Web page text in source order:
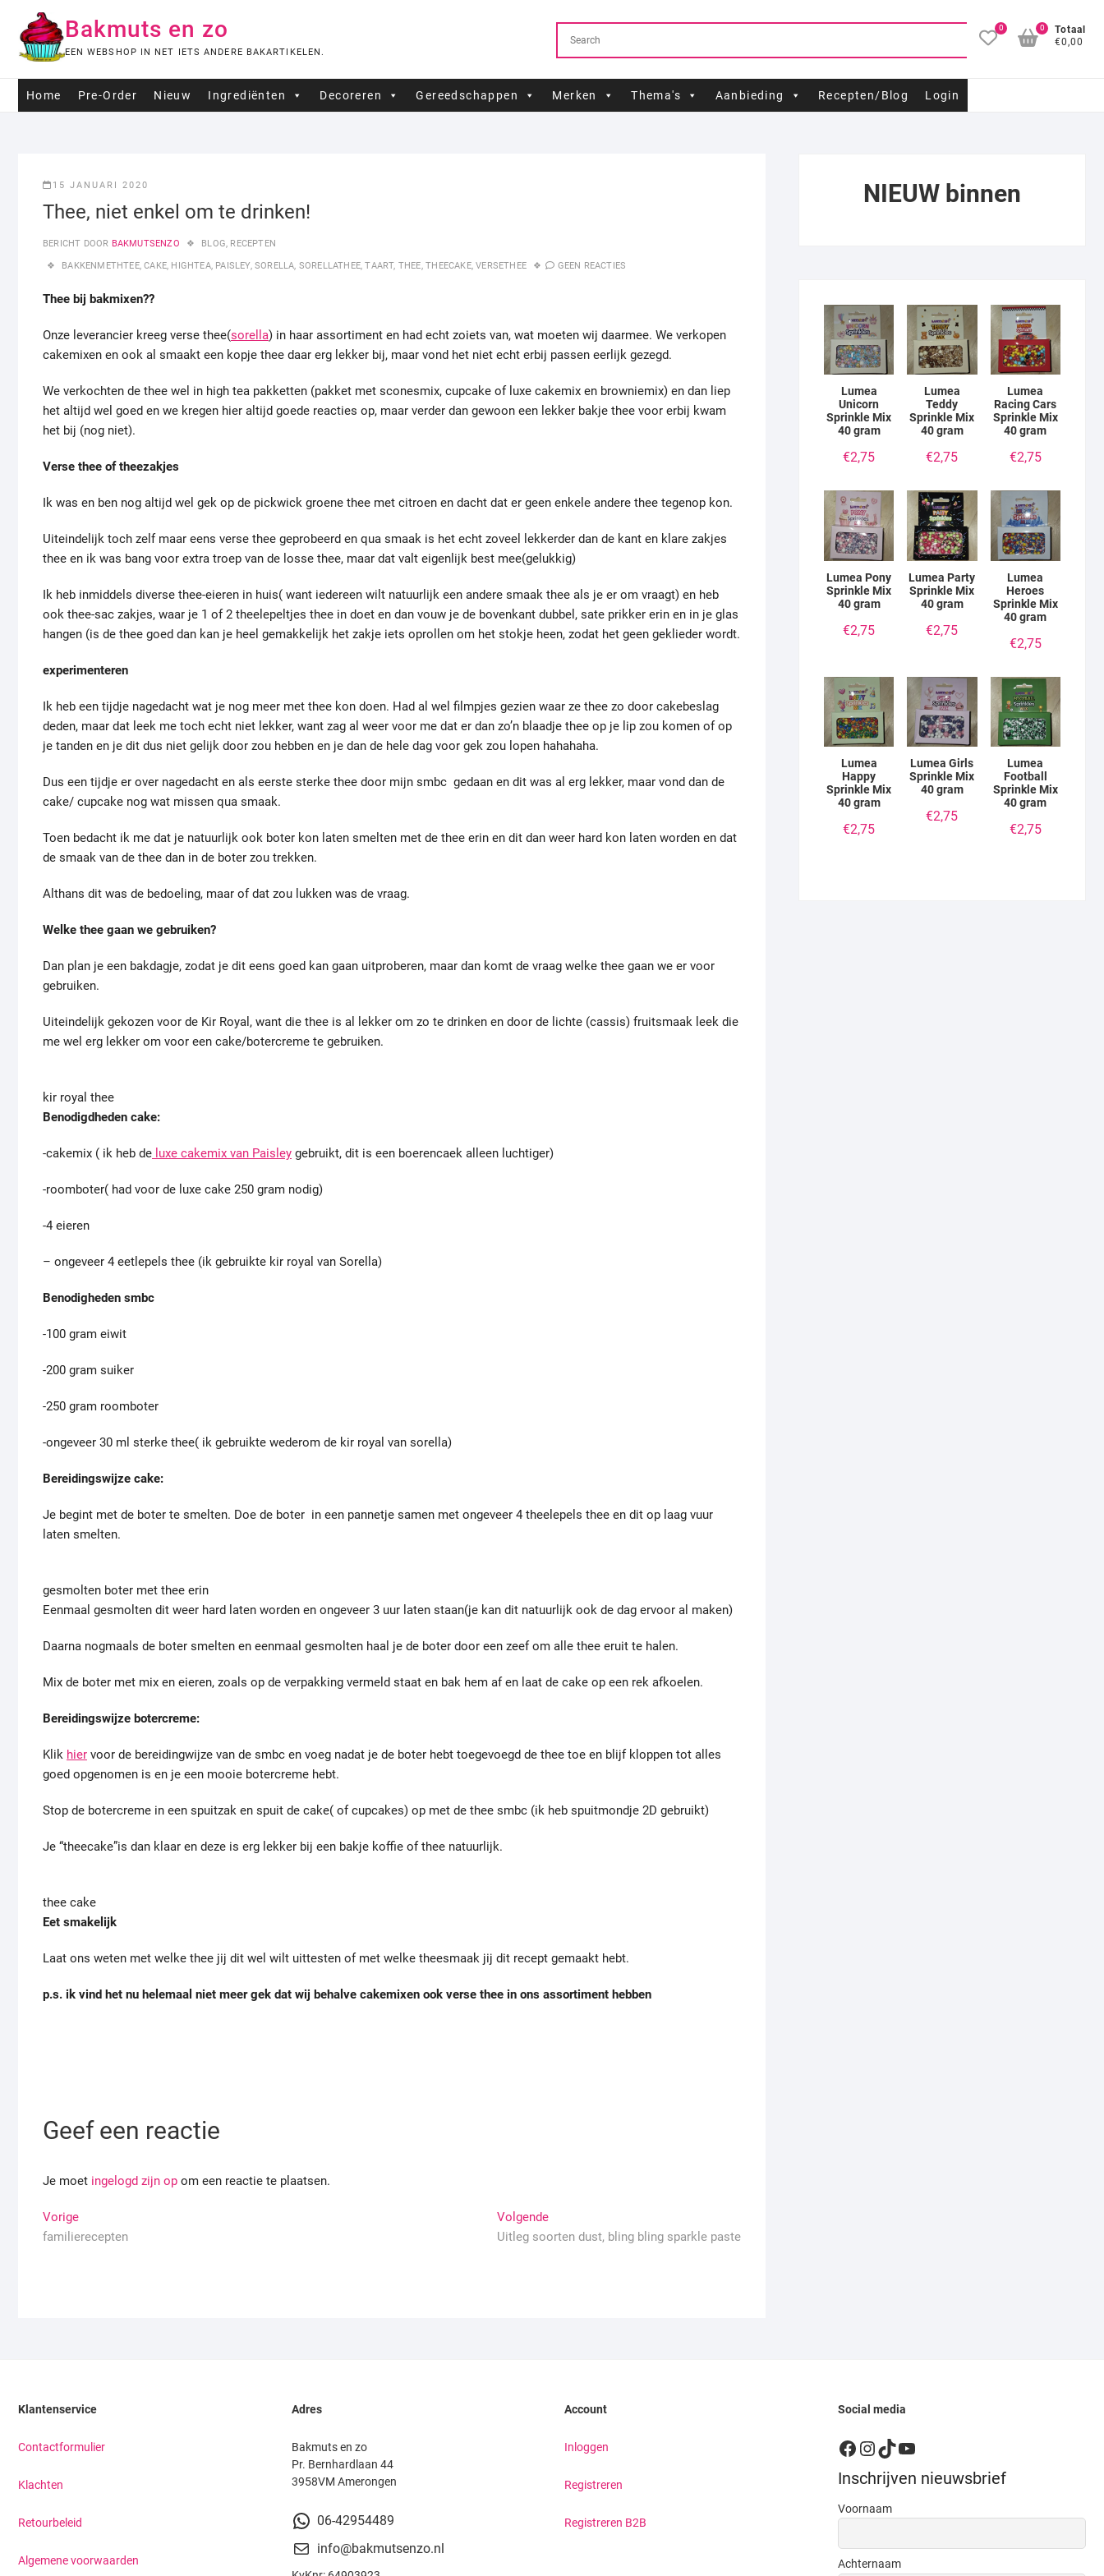
naar
Bakmuts en zo
EEN WEBSHOP IN NET IETS ANDERE BAKARTIKELEN.
0
Totaal
€0,00
0
Home Pre-Order Nieuw Ingrediënten Decoreren Gereedschappen Merken Thema's Aanbieding Recepten/Blog Login
15 JANUARI 2020
Thee, niet enkel om te drinken!
BERICHT DOOR BAKMUTSENZO BLOG, RECEPTEN
BAKKENMETHTEE,CAKE, HIGHTEA, PAISLEY,SORELLA, SORELLATHEE,TAART, THEE,THEECAKE,VERSETHEE GEEN REACTIES
Thee bij bakmixen??
Onze leverancier kreeg verse thee(sorella) in haar assortiment en had echt zoiets van, wat moeten wij daarmee. We verkopen
cakemixen en ook al smaakt een kopje thee daar erg lekker bij, maar vond het niet echt erbij passen eerlijk gezegd.
We verkochten de thee wel in high tea pakketten (pakket met sconesmix, cupcake of luxe cakemix en browniemix) en dan liep
het altijd wel goed en we kregen hier altijd goede reacties op, maar verder dan gewoon een lekker bakje thee voor erbij kwam
het bij (nog niet).
Verse thee of theezakjes
Ik was en ben nog altijd wel gek op de pickwick groene thee met citroen en dacht dat er geen enkele andere thee tegenop kon.
Uiteindelijk toch zelf maar eens verse thee geprobeerd en qua smaak is het echt zoveel lekkerder dan de kant en klare zakjes
thee en ik was bang voor extra troep van de losse thee, maar dat valt eigenlijk best mee(gelukkig)
Ik heb inmiddels diverse thee-eieren in huis( want iedereen wilt natuurlijk een andere smaak thee als je er om vraagt) en heb
ook thee-sac zakjes, waar je 1 of 2 theelepeltjes thee in doet en dan vouw je de bovenkant dubbel, sate prikker erin en in je glas
hangen (is de thee goed dan kan je heel gemakkelijk het zakje iets oprollen om het stokje heen, zodat het geen geklieder wordt.
experimenteren
Ik heb een tijdje nagedacht wat je nog meer met thee kon doen. Had al wel filmpjes gezien waar ze thee zo door cakebeslag
deden, maar dat leek me toch echt niet lekker, want zag al weer voor me dat er dan zo’n blaadje thee op je lip zou komen of op
je tanden en je dit dus niet gelijk door zou hebben en je dan de hele dag voor gek zou lopen hahahaha.
Dus een tijdje er over nagedacht en als eerste sterke thee door mijn smbc gedaan en dit was al erg lekker, maar vond dan de
cake/ cupcake nog wat missen qua smaak.
Toen bedacht ik me dat je natuurlijk ook boter kon laten smelten met de thee erin en dit dan weer hard kon laten worden en dat
de smaak van de thee dan in de boter zou trekken.
Althans dit was de bedoeling, maar of dat zou lukken was de vraag.
Welke thee gaan we gebruiken?
Dan plan je een bakdagje, zodat je dit eens goed kan gaan uitproberen, maar dan komt de vraag welke thee gaan we er voor
gebruiken.
Uiteindelijk gekozen voor de Kir Royal, want die thee is al lekker om zo te drinken en door de lichte (cassis) fruitsmaak leek die
me wel erg lekker om voor een cake/botercreme te gebruiken.
kir royal thee
Benodigdheden cake:
-cakemix ( ik heb de luxe cakemix van Paisley gebruikt, dit is een boerencaek alleen luchtiger)
-roomboter( had voor de luxe cake 250 gram nodig)
-4 eieren
– ongeveer 4 eetlepels thee (ik gebruikte kir royal van Sorella)
Benodigheden smbc
-100 gram eiwit
-200 gram suiker
-250 gram roomboter
-ongeveer 30 ml sterke thee( ik gebruikte wederom de kir royal van sorella)
Bereidingswijze cake:
Je begint met de boter te smelten. Doe de boter in een pannetje samen met ongeveer 4 theelepels thee en dit op laag vuur
laten smelten.
gesmolten boter met thee erin
Eenmaal gesmolten dit weer hard laten worden en ongeveer 3 uur laten staan(je kan dit natuurlijk ook de dag ervoor al maken)
Daarna nogmaals de boter smelten en eenmaal gesmolten haal je de boter door een zeef om alle thee eruit te halen.
Mix de boter met mix en eieren, zoals op de verpakking vermeld staat en bak hem af en laat de cake op een rek afkoelen.
Bereidingswijze botercreme:
Klik hier voor de bereidingwijze van de smbc en voeg nadat je de boter hebt toegevoegd de thee toe en blijf kloppen tot alles
goed opgenomen is en je een mooie botercreme hebt.
Stop de botercreme in een spuitzak en spuit de cake( of cupcakes) op met de thee smbc (ik heb spuitmondje 2D gebruikt)
Je “theecake”is dan klaar en deze is erg lekker bij een bakje koffie of thee natuurlijk.
thee cake
Eet smakelijk
Laat ons weten met welke thee jij dit wel wilt uittesten of met welke theesmaak jij dit recept gemaakt hebt.
p.s. ik vind het nu helemaal niet meer gek dat wij behalve cakemixen ook verse thee in ons assortiment hebben
Geef een reactie
Je moet ingelogd zijn op om een reactie te plaatsen.
Bericht
navigatie
VorigeVorige
bericht:
familierecepten
VolgendeVolgende
bericht:
Uitleg soorten dust, bling bling sparkle paste
NIEUW binnen
Lumea
Unicorn
Sprinkle Mix
40 gram
€2,75
Lumea
Teddy
Sprinkle Mix
40 gram
€2,75
Lumea
Racing Cars
Sprinkle Mix
40 gram
€2,75
Lumea Pony
Sprinkle Mix
40 gram
€2,75
Lumea Party
Sprinkle Mix
40 gram
€2,75
Lumea
Heroes
Sprinkle Mix
40 gram
€2,75
Lumea
Happy
Sprinkle Mix
40 gram
€2,75
Lumea Girls
Sprinkle Mix
40 gram
€2,75
Lumea
Football
Sprinkle Mix
40 gram
€2,75
Klantenservice
Contactformulier
Klachten
Retourbeleid
Algemene voorwaarden
Adres
Bakmuts en zo
Pr. Bernhardlaan 44
3958VM Amerongen
06-42954489
info@bakmutsenzo.nl
Account
Inloggen
Registreren
Registreren B2B
Social media
Facebook
Instagram
TikTok
YouTube
Inschrijven nieuwsbrief
Voornaam
Achternaam